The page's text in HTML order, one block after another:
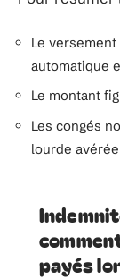
Le
automatique
Le montant
Les congés
lourde
payés